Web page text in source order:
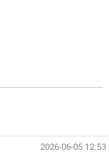
2026-06-05 12:53